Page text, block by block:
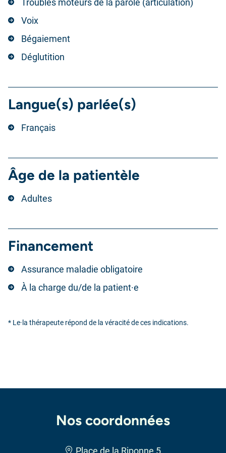
Troubles moteurs de la parole (articulation)
Voix
Bégaiement
Déglutition
Langue(s) parlée(s)
Français
Âge de la patientèle
Adultes
Financement
Assurance maladie obligatoire
À la charge du/de la patient·e
* Le·la thérapeute répond de la véracité de ces indications.
Nos coordonnées
Place de la Riponne 5